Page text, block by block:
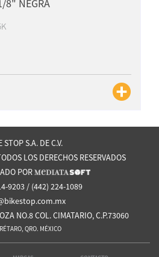
8" NEGRA
STOP S.A. DE C.V.
LOS DERECHOS RESERVADOS
POR
9203 / (442) 224-1089
NO.8 COL. CIMATARIO, C.P.73060
QRO. MÉXICO